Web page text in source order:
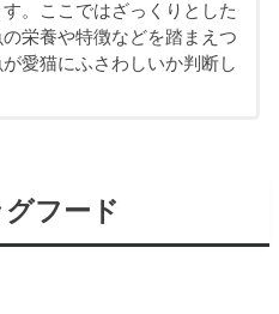
。ここではざっくりとした
栄養や特徴などを踏まえつ
愛猫にふさわしいか判断し
フード